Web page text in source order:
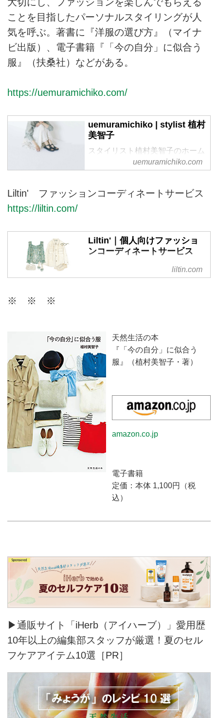
ことを目指したパーソナルスタイリングが人
気を呼ぶ。著書に『洋服の選び方』（マイナ
ビ出版）、電子書籍『「今の自分」に似合う
服』（扶桑社）などがある。
https://uemuramichiko.com/
uemuramichiko | stylist 植村
美智子
スタイリスト植村美智子のホーム
ページです。uemuramichiko.com
Liltin' ファッションコーディネートサービス
https://liltin.com/
Liltin'｜個人向けファッショ
ンコーディネートサービス
リルティンは、個人の方が日頃の
ファッションに関するお悩みを相
しむお手伝いをいたします。
liltin.com
※ ※ ※
天然生活の本
『「今の自分」に似合う
服』（植村美智子・著）
amazon.co.jp
電子書籍
定価：本体 1,100円（税
込）
▶通販サイト「iHerb（アイハーブ）」愛用歴
10年以上の編集部スタッフが厳選！夏のセル
フケアアイテム10選［PR］